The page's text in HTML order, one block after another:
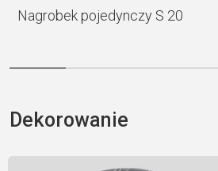
Nagrobek pojedynczy S 20
Dekorowanie